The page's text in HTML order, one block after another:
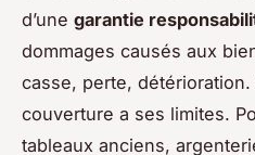
d’une garantie
dommages causés aux
casse, perte,
couverture a ses limites.
tableaux anciens,